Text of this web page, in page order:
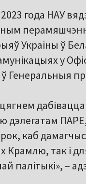
года НАУ
Украіны ў
у
Генеральныя
дабівацца
дэлегатам
каб
Крамлю, так і
палітыкі», –